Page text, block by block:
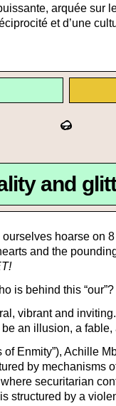
arquée sur
et d’une
and
hoarse on
and the
is behind this “our”?
vibrant and
an illusion, a fable,
of Enmity”), Achille
by mechanisms
securitarian
structured by a